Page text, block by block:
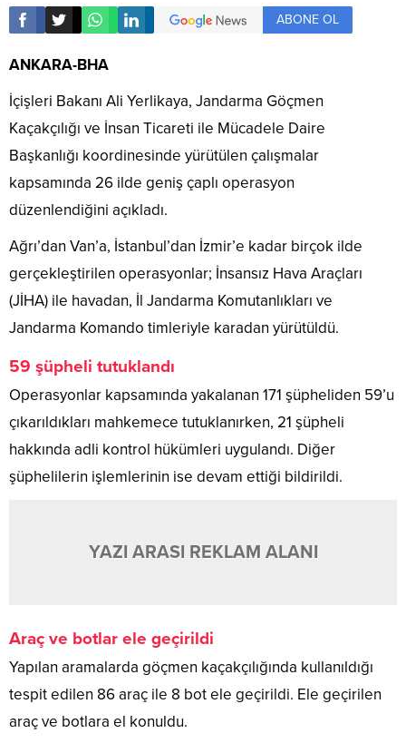
ABONE OL
ANKARA-BHA
İçişleri Bakanı Ali Yerlikaya, Jandarma Göçmen
Kaçakçılığı ve İnsan Ticareti ile Mücadele Daire
Başkanlığı koordinesinde yürütülen çalışmalar
kapsamında 26 ilde geniş çaplı operasyon
düzenlendiğini açıkladı.
Ağrı’dan Van’a, İstanbul’dan İzmir’e kadar birçok ilde
gerçekleştirilen operasyonlar; İnsansız Hava Araçları
(JİHA) ile havadan, İl Jandarma Komutanlıkları ve
Jandarma Komando timleriyle karadan yürütüldü.
59 şüpheli tutuklandı
Operasyonlar kapsamında yakalanan 171 şüpheliden 59’u
çıkarıldıkları mahkemece tutuklanırken, 21 şüpheli
hakkında adli kontrol hükümleri uygulandı. Diğer
şüphelilerin işlemlerinin ise devam ettiği bildirildi.
YAZI ARASI REKLAM ALANI
Araç ve botlar ele geçirildi
Yapılan aramalarda göçmen kaçakçılığında kullanıldığı
tespit edilen 86 araç ile 8 bot ele geçirildi. Ele geçirilen
araç ve botlara el konuldu.